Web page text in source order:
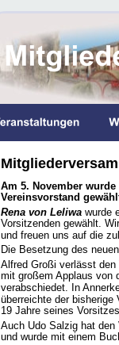
Am 5. November
Vereinsvorstand
Rena von Leliwa wurde
Vorsitzenden gewählt.
und freuen uns auf die
Die Besetzung des
Alfred Großi verlässt den
mit großem Applaus von
verabschiedet. In
überreichte der bisherige
19 Jahre seines
Auch Udo Salzig hat den
und wurde mit einem